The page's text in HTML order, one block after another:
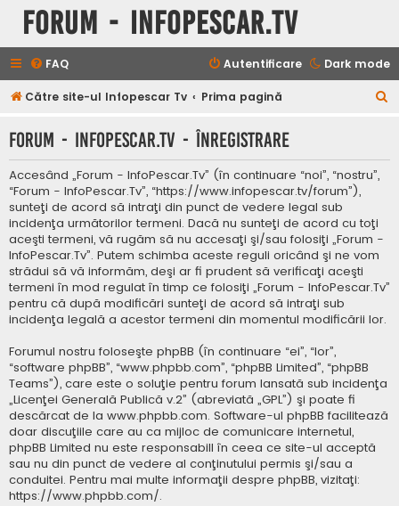
Forum - InfoPescar.Tv
Dark mode
FAQ Autentificare
Către site-ul Infopescar Tv Prima pagină
t
Forum - InfoPescar.Tv - Înregistrare
Accesând „Forum - InfoPescar.Tv” (în continuare “noi”, “nostru”,
“Forum - InfoPescar.Tv”, “https://www.infopescar.tv/forum”),
sunteţi de acord să intraţi din punct de vedere legal sub
incidenţa următorilor termeni. Dacă nu sunteţi de acord cu toţi
aceşti termeni, vă rugăm să nu accesaţi şi/sau folosiţi „Forum -
InfoPescar.Tv”. Putem schimba aceste reguli oricând şi ne vom
strădui să vă informăm, deşi ar fi prudent să verificaţi aceşti
termeni în mod regulat în timp ce folosiţi „Forum - InfoPescar.Tv”
pentru că după modificări sunteţi de acord să intraţi sub
incidenţa legală a acestor termeni din momentul modificării lor.
Forumul nostru foloseşte phpBB (în continuare “ei”, “lor”,
“software phpBB”, “www.phpbb.com”, “phpBB Limited”, “phpBB
Teams”), care este o soluţie pentru forum lansată sub incidenţa
„Licenţei Generală Publică v.2” (abreviată „GPL”) şi poate fi
descărcat de la www.phpbb.com. Software-ul phpBB facilitează
doar discuţiile care au ca mijloc de comunicare internetul,
phpBB Limited nu este responsabill în ceea ce site-ul acceptă
sau nu din punct de vedere al conţinutului permis şi/sau a
conduitei. Pentru mai multe informaţii despre phpBB, vizitaţi:
https://www.phpbb.com/.